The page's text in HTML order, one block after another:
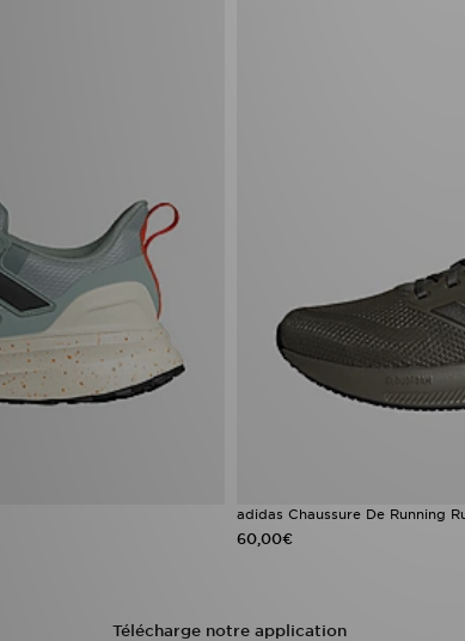
adidas Chaussure De Running
60,00€
Télécharge notre application